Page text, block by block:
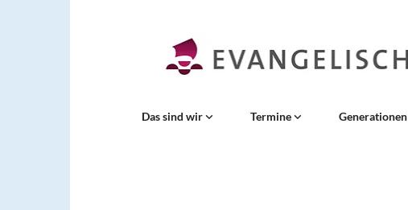
Das sind wir Termine Generationen